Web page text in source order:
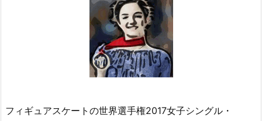
フィギュアスケートの世界選手権2017女子シングル・